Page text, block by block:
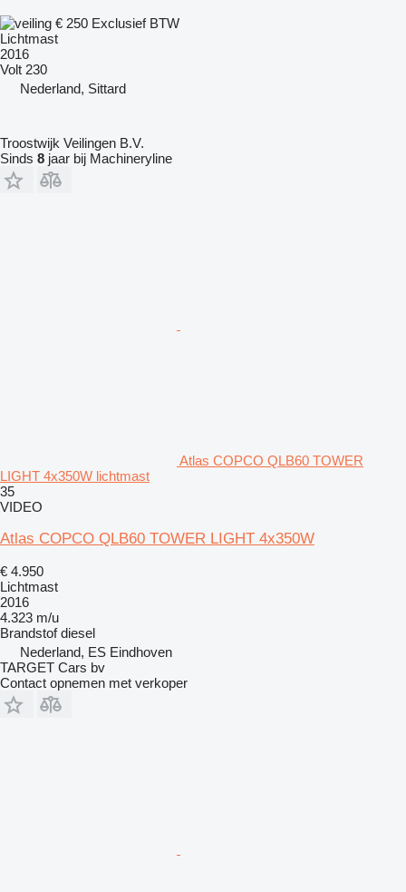
€ 250 Exclusief BTW
Lichtmast
2016
Volt 230
Nederland, Sittard
Troostwijk Veilingen B.V.
Sinds 8 jaar bij Machineryline
Atlas COPCO QLB60 TOWER
LIGHT 4x350W lichtmast
35
VIDEO
Atlas COPCO QLB60 TOWER LIGHT 4x350W
€ 4.950
Lichtmast
2016
4.323 m/u
Brandstof diesel
Nederland, ES Eindhoven
TARGET Cars bv
Contact opnemen met verkoper